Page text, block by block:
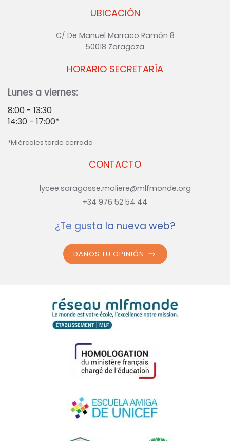
UBICACIÓN
C/ De Manuel Marraco Ramón 8
50018 Zaragoza
CONTACTO
lycee.saragosse.moliere@mlfmonde.org
+34 976 52 54 44
HORARIO SECRETARÍA
Lunes a viernes:
8:00 - 13:30
14:30 - 17:00*
*Miércoles tarde cerrado
¿Te gusta la nueva web?
DANOS TU OPINIÓN